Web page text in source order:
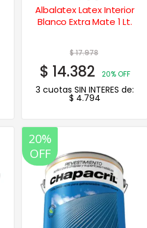
Albalatex Latex Interior
Blanco Extra Mate 1 Lt.
$17.978
$ 14.382 20% OFF
3 cuotas SIN INTERES de:
$ 4.794
20%
OFF